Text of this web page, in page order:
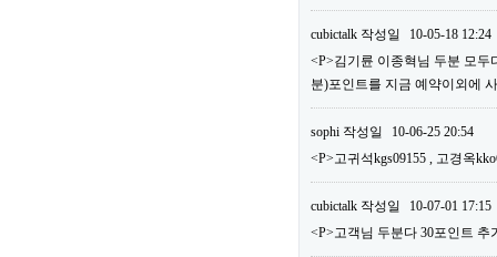
cubictalk 작성일
10-05-18 12:24
<P>김기륜 이종혁님 두분 모두
분)포인트를 지금 예약이외에
sophi 작성일
10-06-25 20:54
<P>고귀석kgs09155 , 고경옥
cubictalk 작성일
10-07-01 17:15
<P>고객님 두분다 30포인트 추